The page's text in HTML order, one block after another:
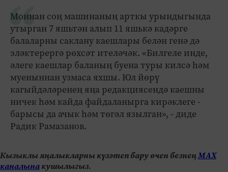
Моннан соң машинаның арткы урындыгында
утырган 7 яшьтән алып 11 яшькә кадәрге
балаларны саклану каешлары белән генә дә
эләктерергә рөхсәт ителәчәк. «Билгеле инде,
әлеге каешлар баланың буена туры килсә һәм
муеныннан узмаса яхшы. Юл йөрү
кагыйдәләренең яңа редакциясендә каешны
ничек һәм кайда файдаланырга кирәклеге -
барысы да ачык һәм төгәл язылган», - диде
Радик Рамазанов.
Кызыклы яңалыкларны күзәтеп бару өчен безнеңМАХ
каналынакушылыгыз.